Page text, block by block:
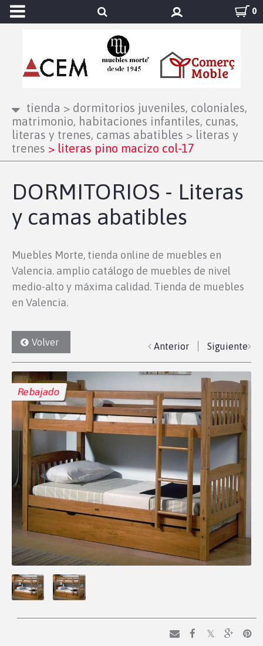
0
tienda > dormitorios juveniles, coloniales,
matrimonio, habitaciones infantiles, cunas,
literas y trenes, camas abatibles > literas y
trenes > literas pino macizo col-17
DORMITORIOS - Literas
y camas abatibles
Muebles Morte, tienda online de muebles en
Valencia. amplio catálogo de muebles de nivel
medio-alto y máxima calidad. Tienda de muebles
en Valencia.
Volver Anterior Siguiente
Rebajado